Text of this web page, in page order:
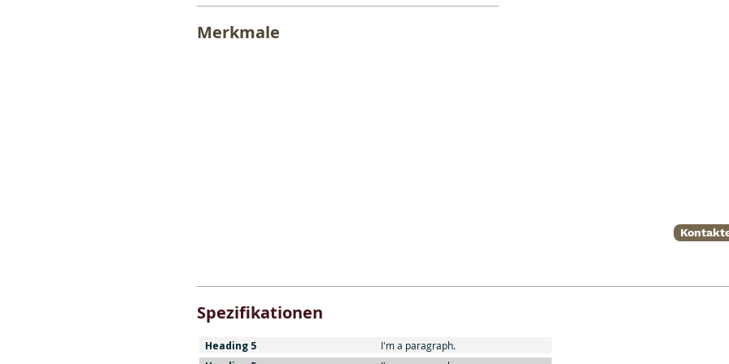
Merkmale
Spezifikationen
Heading 5 I'm a paragraph.